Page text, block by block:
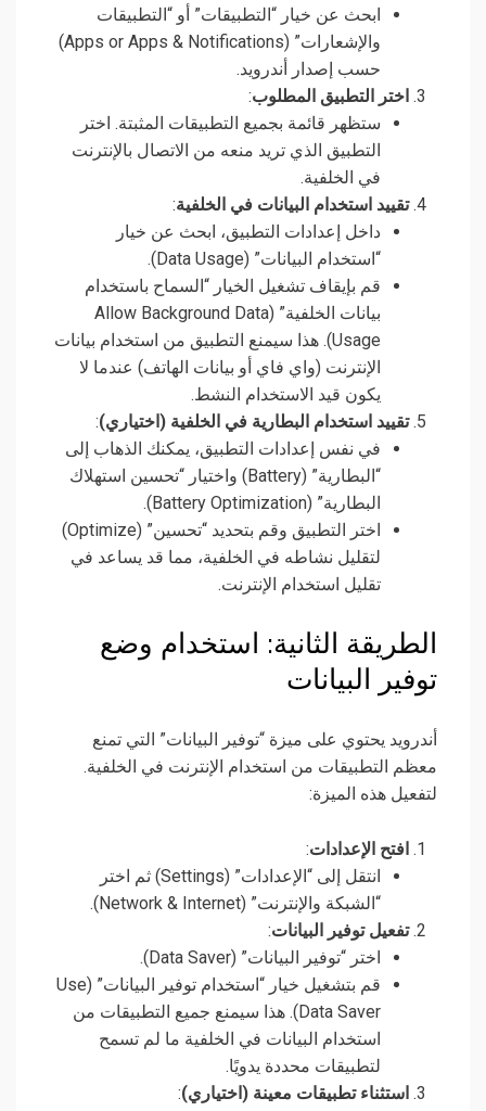
ابحث عن خيار “التطبيقات” أو “التطبيقات
والإشعارات” (Apps or Apps & Notifications)
حسب إصدار أندرويد.
اختر التطبيق المطلوب:
ستظهر قائمة بجميع التطبيقات المثبتة. اختر
التطبيق الذي تريد منعه من الاتصال بالإنترنت
في الخلفية.
تقييد استخدام البيانات في الخلفية:
داخل إعدادات التطبيق، ابحث عن خيار
“استخدام البيانات” (Data Usage).
قم بإيقاف تشغيل الخيار “السماح باستخدام
بيانات الخلفية” (Allow Background Data
Usage). هذا سيمنع التطبيق من استخدام بيانات
الإنترنت (واي فاي أو بيانات الهاتف) عندما لا
يكون قيد الاستخدام النشط.
تقييد استخدام البطارية في الخلفية (اختياري):
في نفس إعدادات التطبيق، يمكنك الذهاب إلى
“البطارية” (Battery) واختيار “تحسين استهلاك
البطارية” (Battery Optimization).
اختر التطبيق وقم بتحديد “تحسين” (Optimize)
لتقليل نشاطه في الخلفية، مما قد يساعد في
تقليل استخدام الإنترنت.
الطريقة الثانية: استخدام وضع
توفير البيانات
أندرويد يحتوي على ميزة “توفير البيانات” التي تمنع
معظم التطبيقات من استخدام الإنترنت في الخلفية.
لتفعيل هذه الميزة:
افتح الإعدادات:
انتقل إلى “الإعدادات” (Settings) ثم اختر
“الشبكة والإنترنت” (Network & Internet).
تفعيل توفير البيانات:
اختر “توفير البيانات” (Data Saver).
قم بتشغيل خيار “استخدام توفير البيانات” (Use
Data Saver). هذا سيمنع جميع التطبيقات من
استخدام البيانات في الخلفية ما لم تسمح
لتطبيقات محددة يدويًا.
استثناء تطبيقات معينة (اختياري):